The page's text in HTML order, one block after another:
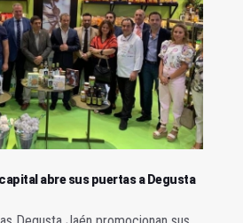
abre sus puertas a Degusta